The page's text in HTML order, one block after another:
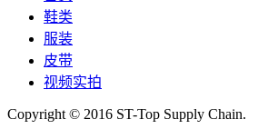
鞋类
服装
皮带
视频实拍
Copyright © 2016 ST-Top Supply Chain.